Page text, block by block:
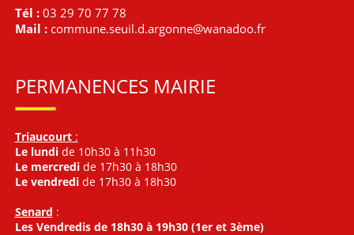
Tél : 03 29 70 77 78
Mail : commune.seuil.d.argonne@wanadoo.fr
PERMANENCES MAIRIE
Triaucourt:
Le lundi de 10h30 à 11h30
Le mercredi de 17h30 à 18h30
Le vendredi de 17h30 à 18h30
Senard :
Les Vendredis de 18h30 à 19h30 (1er et 3ème)